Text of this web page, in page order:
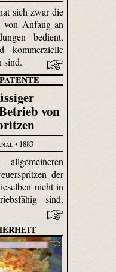
sich zwar die
von Anfang an
bedient,
kommerzielle
sind.
von
• 1883
der
nicht in
sind.